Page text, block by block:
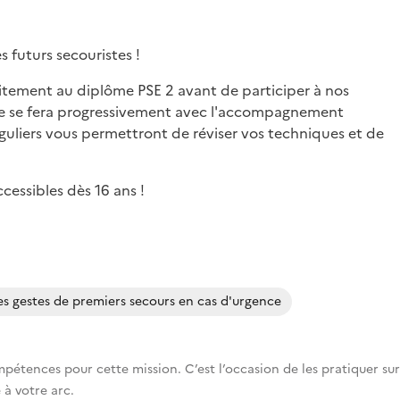
futurs secouristes !
au diplôme PSE 2 avant de participer à nos
fera progressivement avec l'accompagnement
vous permettront de réviser vos techniques et de
dès 16 ans !
gestes de premiers secours en cas d'urgence
pour cette mission. C’est l’occasion de les pratiquer sur
votre arc.